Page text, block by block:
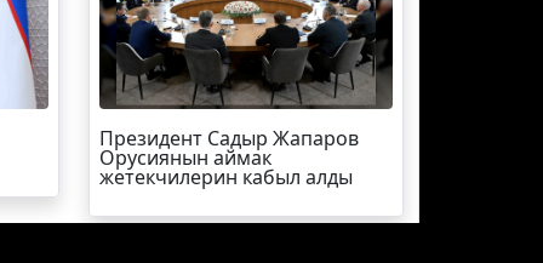
Президент Садыр Жапаров
Орусиянын аймак
жетекчилерин кабыл алды